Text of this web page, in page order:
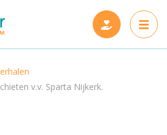
v.v. Sparta Nijkerk.